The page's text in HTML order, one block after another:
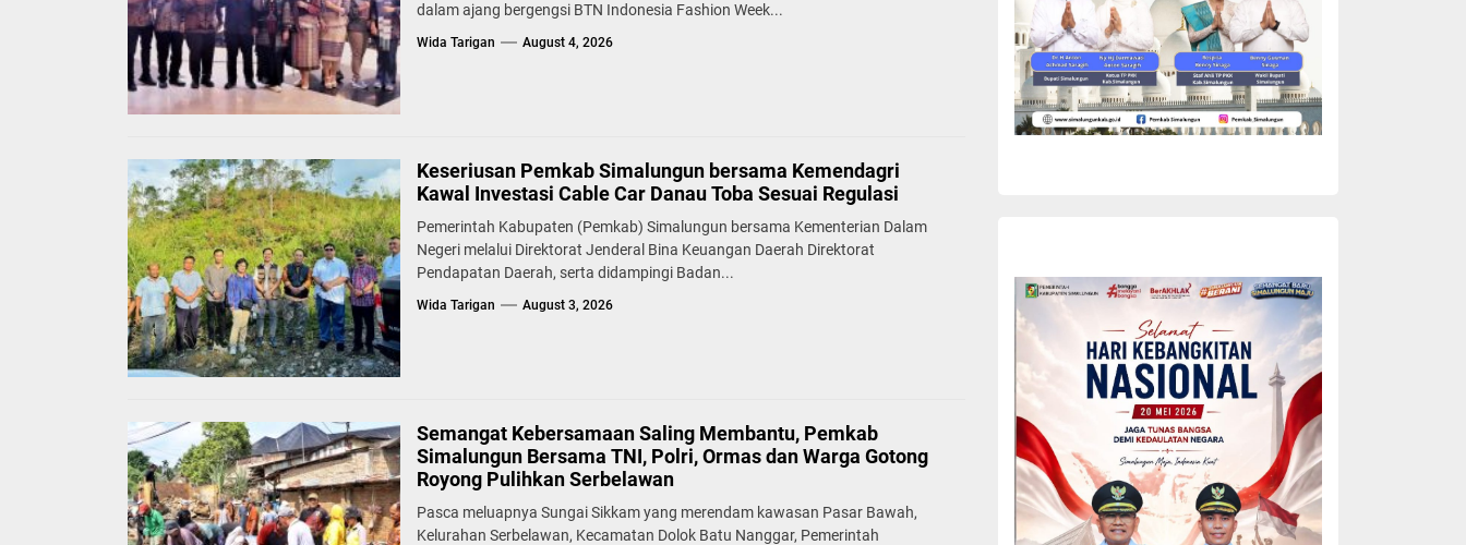
dalam ajang bergengsi BTN Indonesia Fashion Week...
Wida Tarigan August 4, 2026
Keseriusan Pemkab Simalungun bersama Kemendagri
Kawal Investasi Cable Car Danau Toba Sesuai Regulasi
Pemerintah Kabupaten (Pemkab) Simalungun bersama Kementerian Dalam
Negeri melalui Direktorat Jenderal Bina Keuangan Daerah Direktorat
Pendapatan Daerah, serta didampingi Badan...
Wida Tarigan August 3, 2026
Semangat Kebersamaan Saling Membantu, Pemkab
Simalungun Bersama TNI, Polri, Ormas dan Warga Gotong
Royong Pulihkan Serbelawan
Pasca meluapnya Sungai Sikkam yang merendam kawasan Pasar Bawah,
Kelurahan Serbelawan, Kecamatan Dolok Batu Nanggar, Pemerintah